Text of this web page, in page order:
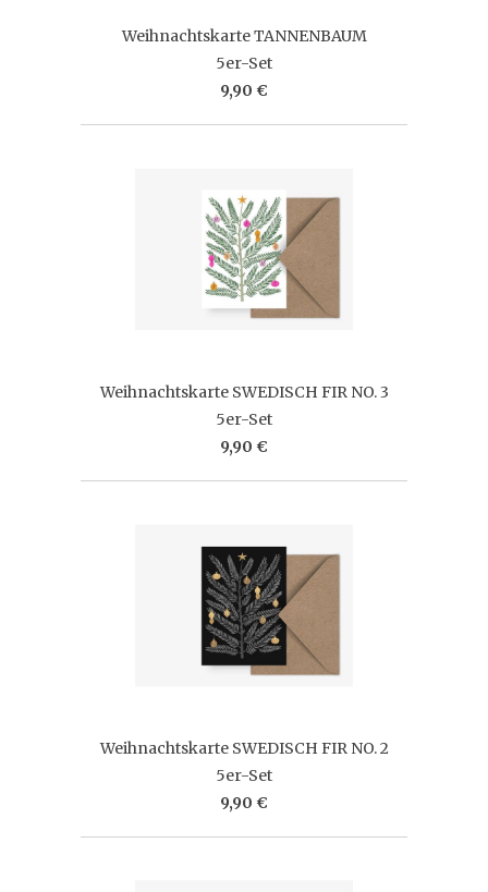
Weihnachtskarte TANNENBAUM
5er-Set
9,90 €
Weihnachtskarte SWEDISCH FIR NO. 3
5er-Set
9,90 €
Weihnachtskarte SWEDISCH FIR NO. 2
5er-Set
9,90 €